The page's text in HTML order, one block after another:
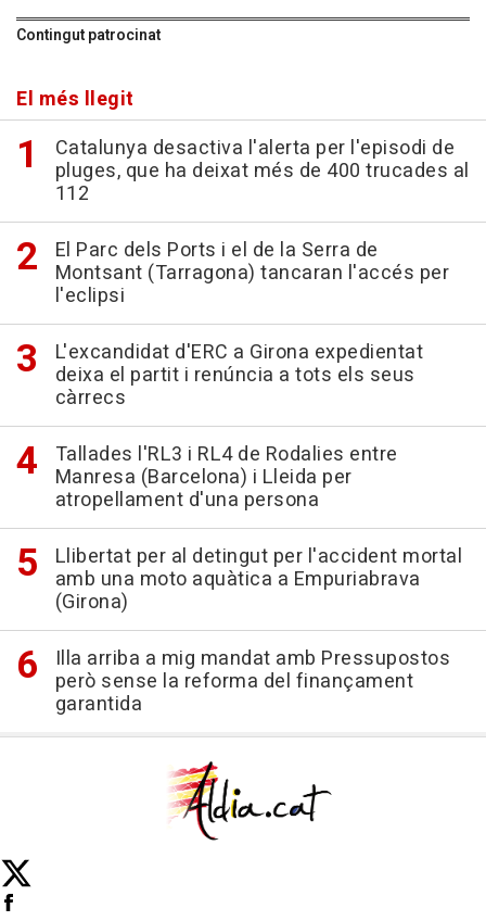
Contingut patrocinat
El més llegit
Catalunya desactiva l'alerta per l'episodi de
pluges, que ha deixat més de 400 trucades al
112
El Parc dels Ports i el de la Serra de
Montsant (Tarragona) tancaran l'accés per
l'eclipsi
L'excandidat d'ERC a Girona expedientat
deixa el partit i renúncia a tots els seus
càrrecs
Tallades l'RL3 i RL4 de Rodalies entre
Manresa (Barcelona) i Lleida per
atropellament d'una persona
Llibertat per al detingut per l'accident mortal
amb una moto aquàtica a Empuriabrava
(Girona)
Illa arriba a mig mandat amb Pressupostos
però sense la reforma del finançament
garantida